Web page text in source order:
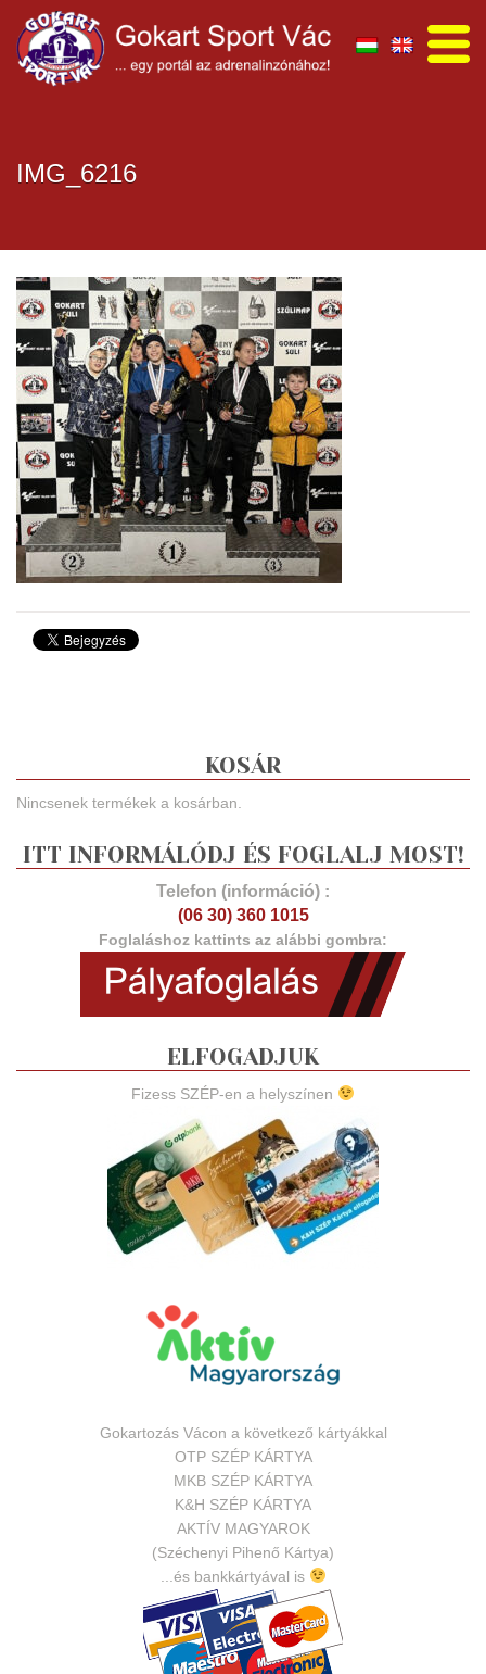
IMG_6216
KOSÁR
Nincsenek termékek a kosárban.
ITT INFORMÁLÓDJ ÉS FOGLALJ MOST!
Telefon (információ) :
(06 30) 360 1015
Foglaláshoz kattints az alábbi gombra:
ELFOGADJUK
Fizess SZÉP-en a helyszínen
Gokartozás Vácon a következő kártyákkal
OTP SZÉP KÁRTYA
MKB SZÉP KÁRTYA
K&H SZÉP KÁRTYA
AKTÍV MAGYAROK
(Széchenyi Pihenő Kártya)
...és bankkártyával is